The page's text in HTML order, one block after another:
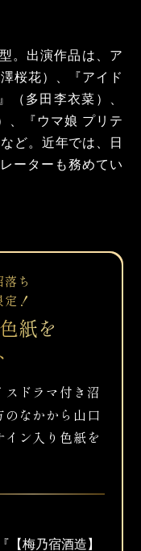
。出演作品は、ア
桜花）、『アイド
（多田李衣菜）、
、『ウマ娘 プリテ
ど。近年では、日
ーターも務めてい
ち
！
紙を
ドラマ付き沼
のなかから山口
イン入り色紙を
【梅乃宿酒造】